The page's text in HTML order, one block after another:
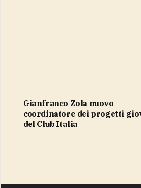
Gianfranco Zola nuovo
coordinatore dei progetti
del Club Italia